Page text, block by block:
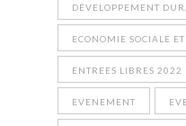
DÉVELOPPEMENT
ECONOMIE SOCIALE
ENTREES LIBRES 2022
EVENEMENT